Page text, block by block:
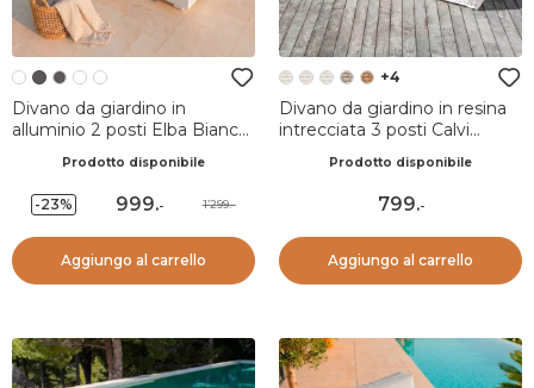
Divano da giardino in
alluminio 2 posti Elba Bianco
Prodotto disponibile
-23% 999.- 1’299.-
Aggiungo al carrello
+4
Divano da giardino in resina
intrecciata 3 posti Calvi
Prodotto disponibile
799.-
Aggiungo al carrello